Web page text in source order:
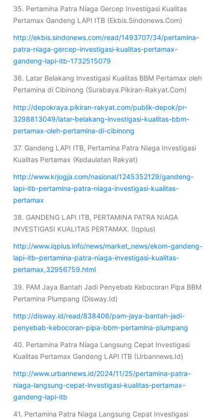
35. Pertamina Patra Niaga Gercep Investigasi Kualitas
Pertamax Gandeng LAPI ITB (Ekbis.Sindonews.Com)
http://ekbis.sindonews.com/read/1493707/34/pertamina-
patra-niaga-gercep-investigasi-kualitas-pertamax-
gandeng-lapi-itb-1732515079
36. Latar Belakang Investigasi Kualitas BBM Pertamax oleh
Pertamina di Cibinong (Surabaya.Pikiran-Rakyat.Com)
http://depokraya.pikiran-rakyat.com/publik-depok/pr-
3298813049/latar-belakang-investigasi-kualitas-bbm-
pertamax-oleh-pertamina-di-cibinong
37. Gandeng LAPI ITB, Pertamina Patra Niaga Investigasi
Kualitas Pertamax (Kedaulatan Rakyat)
http://www.krjogja.com/nasional/1245352129/gandeng-
lapi-itb-pertamina-patra-niaga-investigasi-kualitas-
pertamax
38. GANDENG LAPI ITB, PERTAMINA PATRA NIAGA
INVESTIGASI KUALITAS PERTAMAX. (Iqplus)
http://www.iqplus.info/news/market_news/ekom-gandeng-
lapi-itb–pertamina-patra-niaga-investigasi-kualitas-
pertamax,32956759.html
39. PAM Jaya Bantah Jadi Penyebab Kebocoran Pipa BBM
Pertamina Plumpang (Disway.Id)
http://disway.id/read/838406/pam-jaya-bantah-jadi-
penyebab-kebocoran-pipa-bbm-pertamina-plumpang
40. Pertamina Patra Niaga Langsung Cepat Investigasi
Kualitas Pertamax Gandeng LAPI ITB (Urbannews.Id)
http://www.urbannews.id/2024/11/25/pertamina-patra-
niaga-langsung-cepat-investigasi-kualitas-pertamax-
gandeng-lapi-itb
41. Pertamina Patra Niaga Langsung Cepat Investigasi